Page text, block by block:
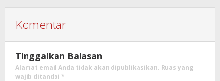
Komentar
Tinggalkan Balasan
Alamat email Anda tidak akan dipublikasikan. Ruas yang
wajib ditandai *